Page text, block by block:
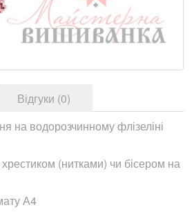
Відгуки (0)
на водорозчинному флізеліні
(нитками) чи бісером на
А4